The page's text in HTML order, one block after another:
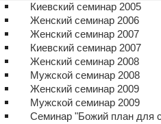
Киевский семинар 2005
Женский семинар 2006
Женский семинар 2007
Киевский семинар 2007
Женский семинар 2008
Мужской семинар 2008
Женский семинар 2009
Мужской семинар 2009
Семинар "Божий план для